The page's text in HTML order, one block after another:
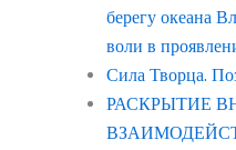
берегу океана
воли в
Сила Творца.
РАСКРЫТИЕ